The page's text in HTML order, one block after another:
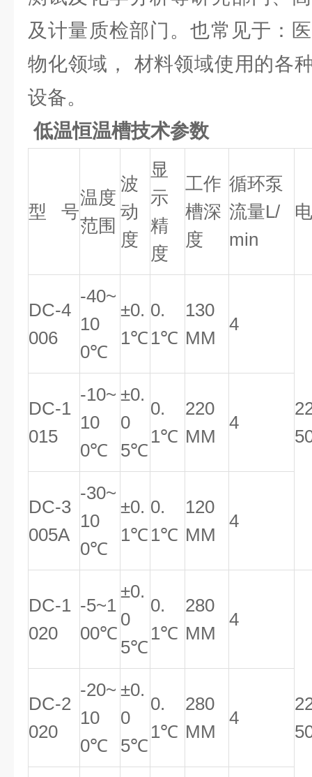
及计量质检部门。也常见于：
物化领域， 材料领域使用的各
设备。
低温恒温槽技术参数
型 号
温度
范围
波
动
度
显
示
精
度
工作
槽深
度
循环泵
流量L/
min
DC-4
006
-40~
10
0℃
±0.
1℃
0.
1℃
130
MM
4
DC-1
015
-10~
10
0℃
±0.
0
5℃
0.
1℃
220
MM
4
DC-3
005A
-30~
10
0℃
±0.
1℃
0.
1℃
120
MM
4
DC-1
020
-5~1
00℃
±0.
0
5℃
0.
1℃
280
MM
4
DC-2
020
-20~
10
0℃
±0.
0
5℃
0.
1℃
280
MM
4